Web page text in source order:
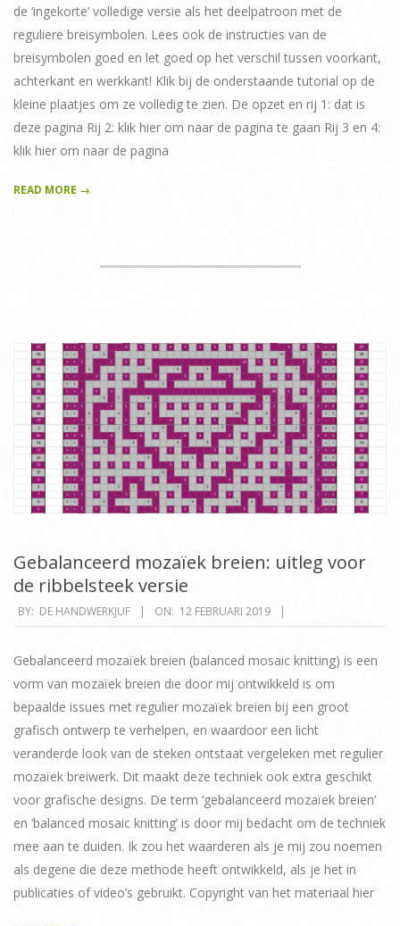
de ‘ingekorte’ volledige versie als het deelpatroon met de
reguliere breisymbolen. Lees ook de instructies van de
breisymbolen goed en let goed op het verschil tussen voorkant,
achterkant en werkkant! Klik bij de onderstaande tutorial op de
kleine plaatjes om ze volledig te zien. De opzet en rij 1: dat is
deze pagina Rij 2: klik hier om naar de pagina te gaan Rij 3 en 4:
klik hier om naar de pagina
READ MORE →
Gebalanceerd mozaïek breien: uitleg voor
de ribbelsteek versie
2019-
02-
12
BY: DE HANDWERKJUF ON: 12 FEBRUARI 2019
Gebalanceerd mozaïek breien (balanced mosaic knitting) is een
vorm van mozaïek breien die door mij ontwikkeld is om
bepaalde issues met regulier mozaïek breien bij een groot
grafisch ontwerp te verhelpen, en waardoor een licht
veranderde look van de steken ontstaat vergeleken met regulier
mozaïek breiwerk. Dit maakt deze techniek ook extra geschikt
voor grafische designs. De term ‘gebalanceerd mozaïek breien’
en ‘balanced mosaic knitting’ is door mij bedacht om de techniek
mee aan te duiden. Ik zou het waarderen als je mij zou noemen
als degene die deze methode heeft ontwikkeld, als je het in
publicaties of video’s gebruikt. Copyright van het materiaal hier